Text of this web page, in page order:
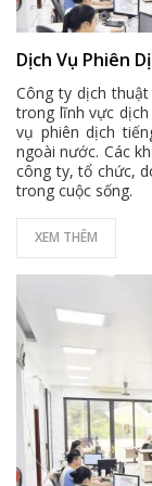
Dịch Vụ Phiên
Công ty dịch
trong lĩnh vực
vụ phiên dịch
ngoài nước. Các
công ty, tổ chức,
trong cuộc sống.
XEM THÊM